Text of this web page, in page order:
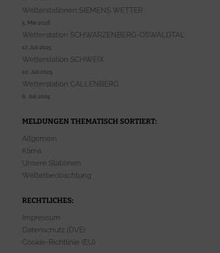
Wetterstationen SIEMENS WETTER
5. Mai 2026
Wetterstation SCHWARZENBERG-OSWALDTAL
17. Juli 2025
Wetterstation SCHWEIX
10. Juli 2025
Wetterstation CALLENBERG
6. Juli 2025
MELDUNGEN THEMATISCH SORTIERT:
Allgemein
Klima
Unsere Stationen
Wetterbeobachtung
RECHTLICHES:
Impressum
Datenschutz (DVE)
Cookie-Richtlinie (EU)